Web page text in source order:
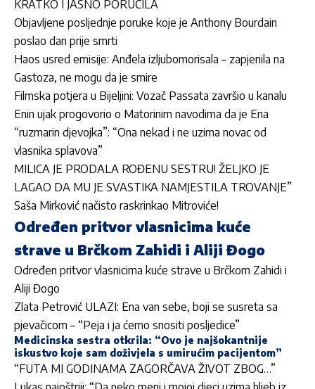
KRATKO I JASNO PORUČILA
Objavljene posljednje poruke koje je Anthony Bourdain
poslao dan prije smrti
Haos usred emisije: Anđela izljubomorisala – zapjenila na
Gastoza, ne mogu da je smire
Filmska potjera u Bijeljini: Vozač Passata završio u kanalu
Enin ujak progovorio o Matorinim navodima da je Ena
“ruzmarin djevojka”: “Ona nekad i ne uzima novac od
vlasnika splavova”
MILICA JE PRODALA ROĐENU SESTRU! ŽELJKO JE
LAGAO DA MU JE SVASTIKA NAMJESTILA TROVANJE”
Saša Mirković načisto raskrinkao Mitroviće!
Određen pritvor vlasnicima kuće
strave u Brčkom Zahidi i Aliji Đogo
Određen pritvor vlasnicima kuće strave u Brčkom Zahidi i
Aliji Đogo
Zlata Petrović ULAZI: Ena van sebe, boji se susreta sa
pjevačicom – “Peja i ja ćemo snositi posljedice”
Medicinska sestra otkrila: “Ovo je najšokantnije
iskustvo koje sam doživjela s umirućim pacijentom”
“FUTA MI GODINAMA ZAGORČAVA ŽIVOT ZBOG…”